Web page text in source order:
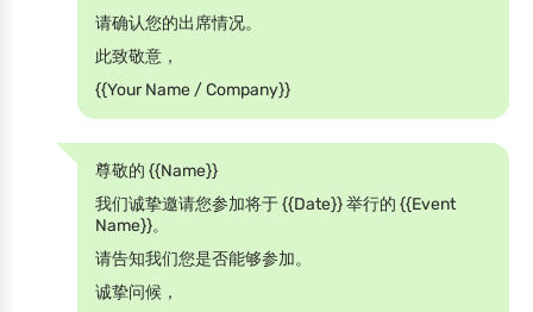
请确认您的出席情况。
此致敬意，
{{Your Name / Company}}
尊敬的 {{Name}}
我们诚挚邀请您参加将于 {{Date}} 举行的 {{Event
Name}}。
请告知我们您是否能够参加。
诚挚问候，